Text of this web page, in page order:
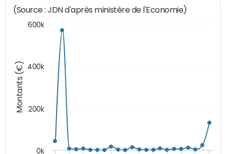
Montants (€)
(Source : JDN d'après ministère de l'Economie)
0k
200k
400k
600k